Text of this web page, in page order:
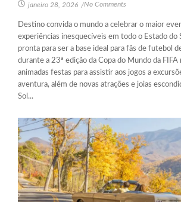
janeiro 28, 2026 /No Comments
Destino convida o mundo a celebrar o maior
experiências inesquecíveis em todo o Estado do
pronta para ser a base ideal para fãs de futebol
durante a 23ª edição da Copa do Mundo da
animadas festas para assistir aos jogos a
aventura, além de novas atrações e joias
Sol...